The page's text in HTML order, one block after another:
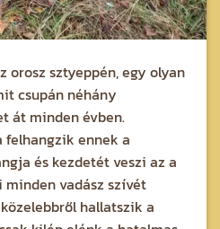
orosz sztyeppén, egy olyan
csupán néhány
át minden évben.
ennek a
és kezdetét veszi az a
minden vadász szívét
hallatszik a